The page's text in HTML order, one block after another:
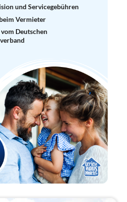
und Servicegebühren
Vermieter
Deutschen